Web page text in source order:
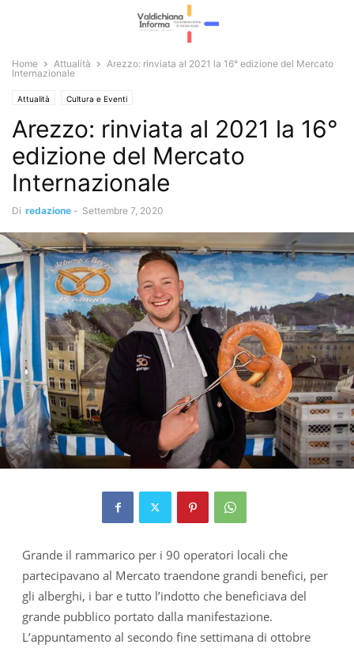
Home Attualità
Arezzo: rinviata al 2021 la 16° edizione del Mercato
Internazionale
Attualità Cultura e Eventi
Arezzo: rinviata al 2021 la 16°
edizione del Mercato
Internazionale
Di redazione - Settembre 7, 2020
Grande il rammarico per i 90 operatori locali che
partecipavano al Mercato traendone grandi benefici, per
gli alberghi, i bar e tutto l’indotto che beneficiava del
grande pubblico portato dalla manifestazione.
L’appuntamento al secondo fine settimana di ottobre